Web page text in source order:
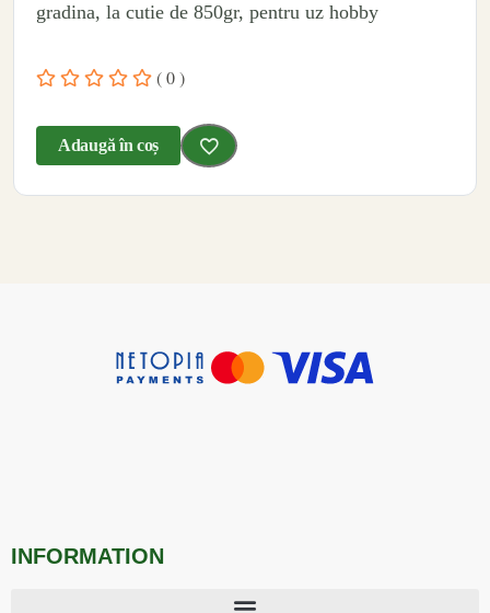
gradina, la cutie de 850gr, pentru uz hobby
( 0 )
Adaugă în coș
INFORMATION